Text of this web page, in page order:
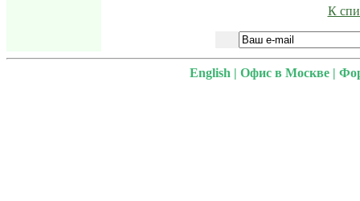
К
English | Офис в Москве |